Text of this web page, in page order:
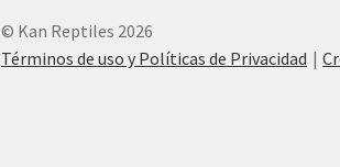
© Kan Reptiles 2026
Términos de uso y Políticas de Privacidad